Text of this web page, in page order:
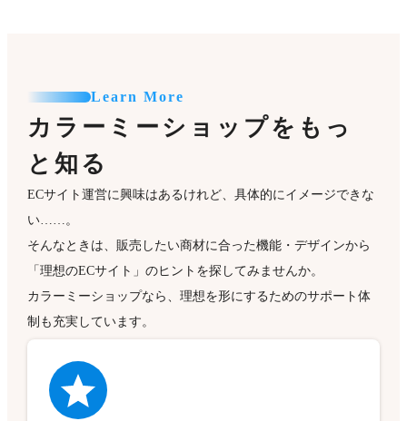
Learn More
カラーミーショップをもっ
と知る
ECサイト運営に興味はあるけれど、具体的にイメージできな
い……。
そんなときは、販売したい商材に合った機能・デザインから
「理想のECサイト」のヒントを探してみませんか。
カラーミーショップなら、理想を形にするためのサポート体
制も充実しています。